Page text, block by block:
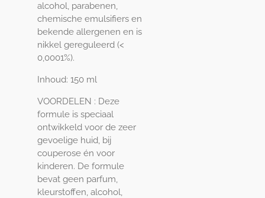
alcohol, parabenen,
chemische emulsifiers en
bekende allergenen en is
nikkel gereguleerd (<
0,0001%).
Inhoud: 150 ml
VOORDELEN : Deze
formule is speciaal
ontwikkeld voor de zeer
gevoelige huid, bij
couperose én voor
kinderen. De formule
bevat geen parfum,
kleurstoffen, alcohol,